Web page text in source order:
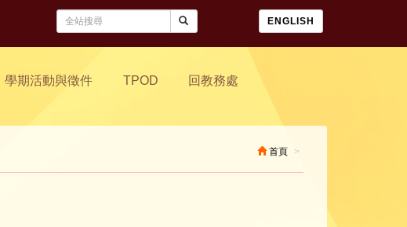
ENGLISH
學期活動與徵件 TPOD 回教務處
首頁